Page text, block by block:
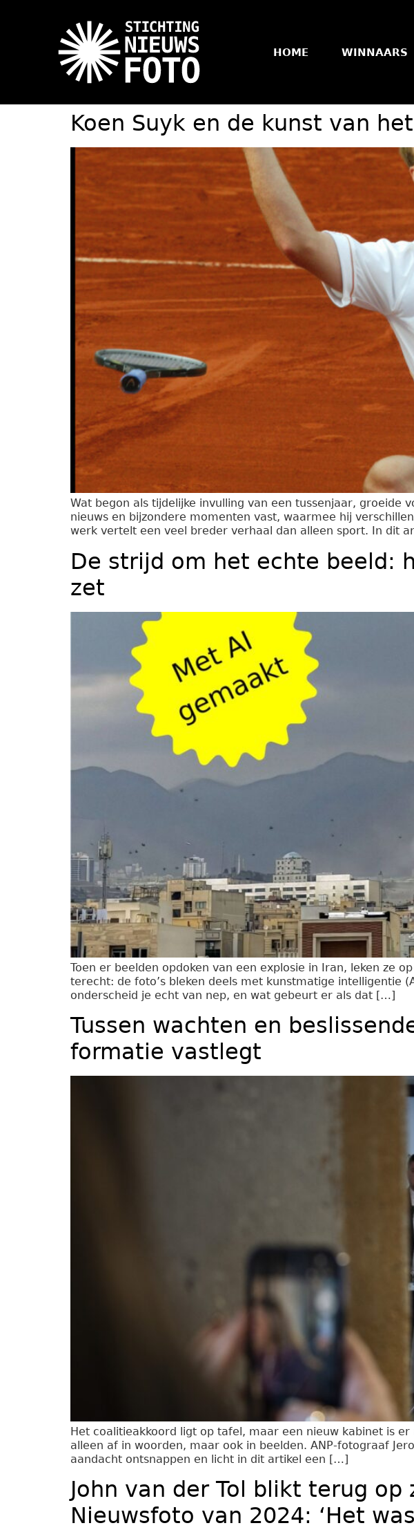
HOME WINNAARS
Koen Suyk en de kunst van
Wat begon als tijdelijke invulling van een tussenjaar, groeide
nieuws en bijzondere momenten vast, waarmee hij
werk vertelt een veel breder verhaal dan alleen sport. In dit
De strijd om het echte beeld:
zet
Toen er beelden opdoken van een explosie in Iran, leken ze
terecht: de foto’s bleken deels met kunstmatige intelligentie
onderscheid je echt van nep, en wat gebeurt er als dat […]
Tussen wachten en
formatie vastlegt
Het coalitieakkoord ligt op tafel, maar een nieuw kabinet is
alleen af in woorden, maar ook in beelden. ANP-fotograaf
aandacht ontsnappen en licht in dit artikel een […]
John van der Tol blikt terug
Nieuwsfoto van 2024: ‘Het